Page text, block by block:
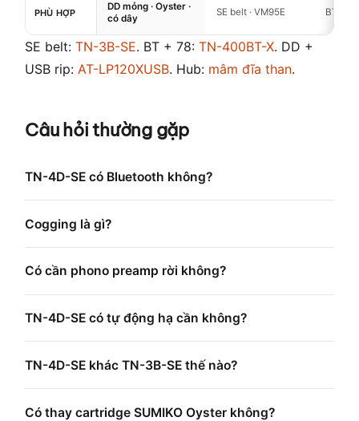
PHÙ HỢP
DD mỏng · Oyster ·
có dây
SE belt · VM95E BT ·
SE belt: TN-3B-SE. BT + 78: TN-400BT-X. DD +
USB rip: AT-LP120XUSB. Hub: mâm đĩa than.
Câu hỏi thường gặp
TN-4D-SE có Bluetooth không?
Cogging là gì?
Có cần phono preamp rời không?
TN-4D-SE có tự động hạ cần không?
TN-4D-SE khác TN-3B-SE thế nào?
Có thay cartridge SUMIKO Oyster không?